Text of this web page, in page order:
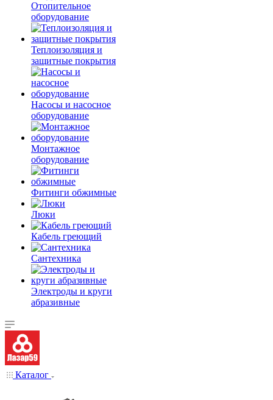
Отопительное
оборудование
Теплоизоляция и
защитные покрытия
Насосы и насосное
оборудование
Монтажное
оборудование
Фитинги обжимные
Люки
Кабель греющий
Сантехника
Электроды и круги
абразивные
Каталог